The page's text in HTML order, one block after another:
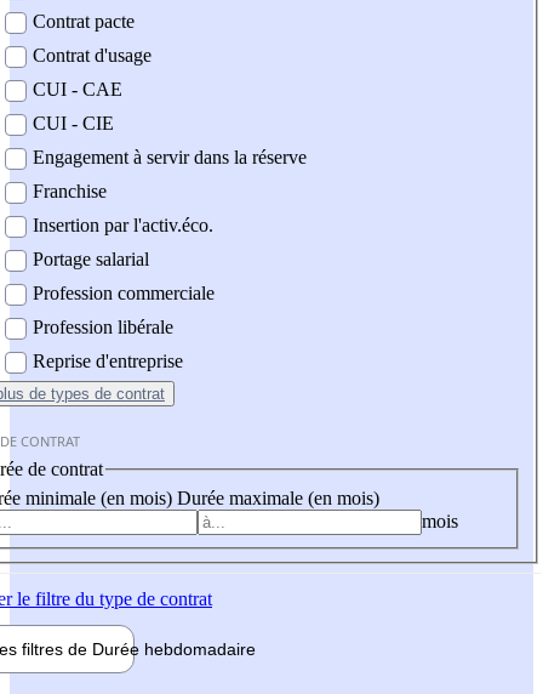
Contrat pacte
Contrat d'usage
CUI - CAE
CUI - CIE
Engagement à servir dans la réserve
Franchise
Insertion par l'activ.éco.
Portage salarial
Profession commerciale
Profession libérale
Reprise d'entreprise
de types de contrat
CONTRAT
de contrat
minimale (en mois) Durée maximale (en mois)
mois
le filtre du type de contrat
filtres de Durée hebdomadaire